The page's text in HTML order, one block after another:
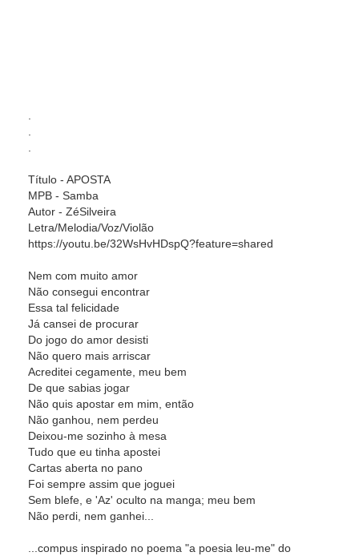
Título - APOSTA
MPB - Samba
Autor - ZéSilveira
Letra/Melodia/Voz/Violão
https://youtu.be/32WsHvHDspQ?feature=shared
Nem com muito amor
Não consegui encontrar
Essa tal felicidade
Já cansei de procurar
Do jogo do amor desisti
Não quero mais arriscar
Acreditei cegamente, meu bem
De que sabias jogar
Não quis apostar em mim, então
Não ganhou, nem perdeu
Deixou-me sozinho à mesa
Tudo que eu tinha apostei
Cartas aberta no pano
Foi sempre assim que joguei
Sem blefe, e 'Az' oculto na manga; meu bem
Não perdi, nem ganhei...
...compus inspirado no poema "a poesia leu-me" do